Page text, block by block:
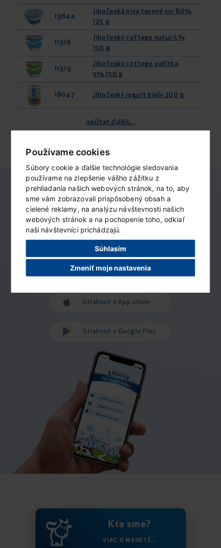
Používame cookies
Súbory cookie a ďalšie technológie sledovania
používame na zlepšenie vášho zážitku z
prehliadania našich webových stránok, na to, aby
sme vám zobrazovali prispôsobený obsah a
cielené reklamy, na analýzu návštevnosti našich
webových stránok a na pochopenie toho, odkiaľ
naši návštevníci prichádzajú.
Súhlasím
Zmeniť moje nastavenia
13644
Jihočeská niva tavený syr 60%
125 g
11316
Jihočeský cottage natur 5%
150 g
11319
Jihočeský cottage pažítka
5% 150 g
18047 Jihočeský jogurt biely 200 g
načítať ďalšiu...
Nemajú tu váš
obľúbený produkt?
Nahláste nám svoj záujem o neho
v aplikácii Madeta detektív.
Stiahnuť v App store
Stiahnuť v Google Play
Kto sme?
VIAC O MADETĚ...